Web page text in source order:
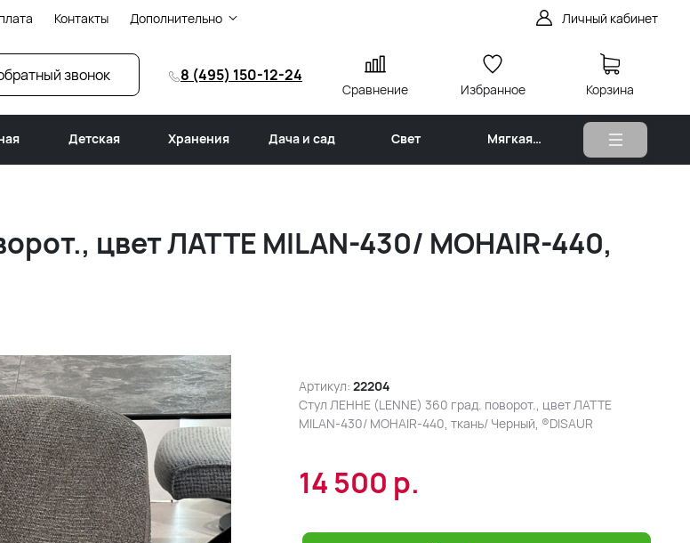
Контакты Дополнительно Личный кабинет
звонок 8 (495) 150-12-24
Сравнение Избранное Корзина
Детская Хранения Дача и сад Свет
Мягкая
цвет ЛАТТЕ MILAN-430/ MOHAIR-440,
Артикул: 22204
Стул ЛЕННЕ (LENNE) 360 град. поворот., цвет ЛАТТЕ
MILAN-430/ MOHAIR-440, ткань/ Черный, ®DISAUR
14 500 р.